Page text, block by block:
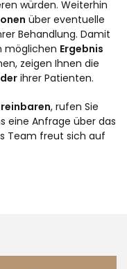
würden. Weiterhin
über eventuelle
Behandlung. Damit
möglichen Ergebnis
zeigen Ihnen die
ihrer Patienten.
, rufen Sie
eine Anfrage über das
Team freut sich auf